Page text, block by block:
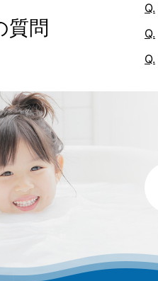
質問